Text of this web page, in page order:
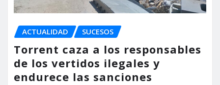
ACTUALIDAD SUCESOS
Torrent caza a los responsables
de los vertidos ilegales y
endurece las sanciones